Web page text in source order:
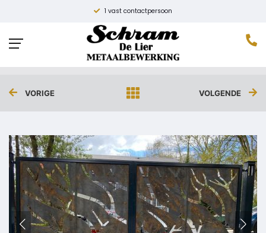
1 vast contactpersoon
DUBBELE POORT MET BOMEN
» Dubbele poort met bomen
VORIGE VOLGENDE